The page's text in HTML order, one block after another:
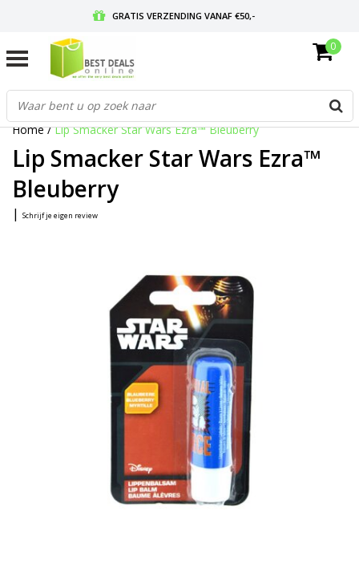
GRATIS VERZENDING VANAF €50,-
GRATIS RETOURNEREN EN 30 DAGEN BEDENKTIJD
0
Home/Lip Smacker Star Wars Ezra™ Bleuberry
Lip Smacker Star Wars Ezra™
Bleuberry
| Schrijf je eigen review